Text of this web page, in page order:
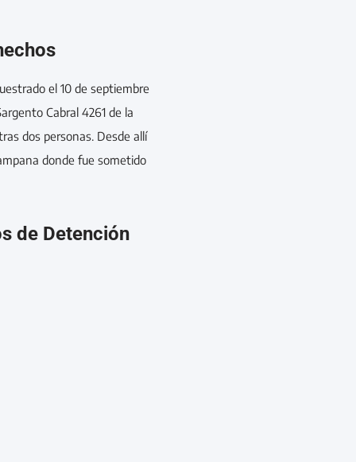
el 10 de septiembre
Cabral 4261 de la
dos personas. Desde allí
donde fue sometido
de Detención